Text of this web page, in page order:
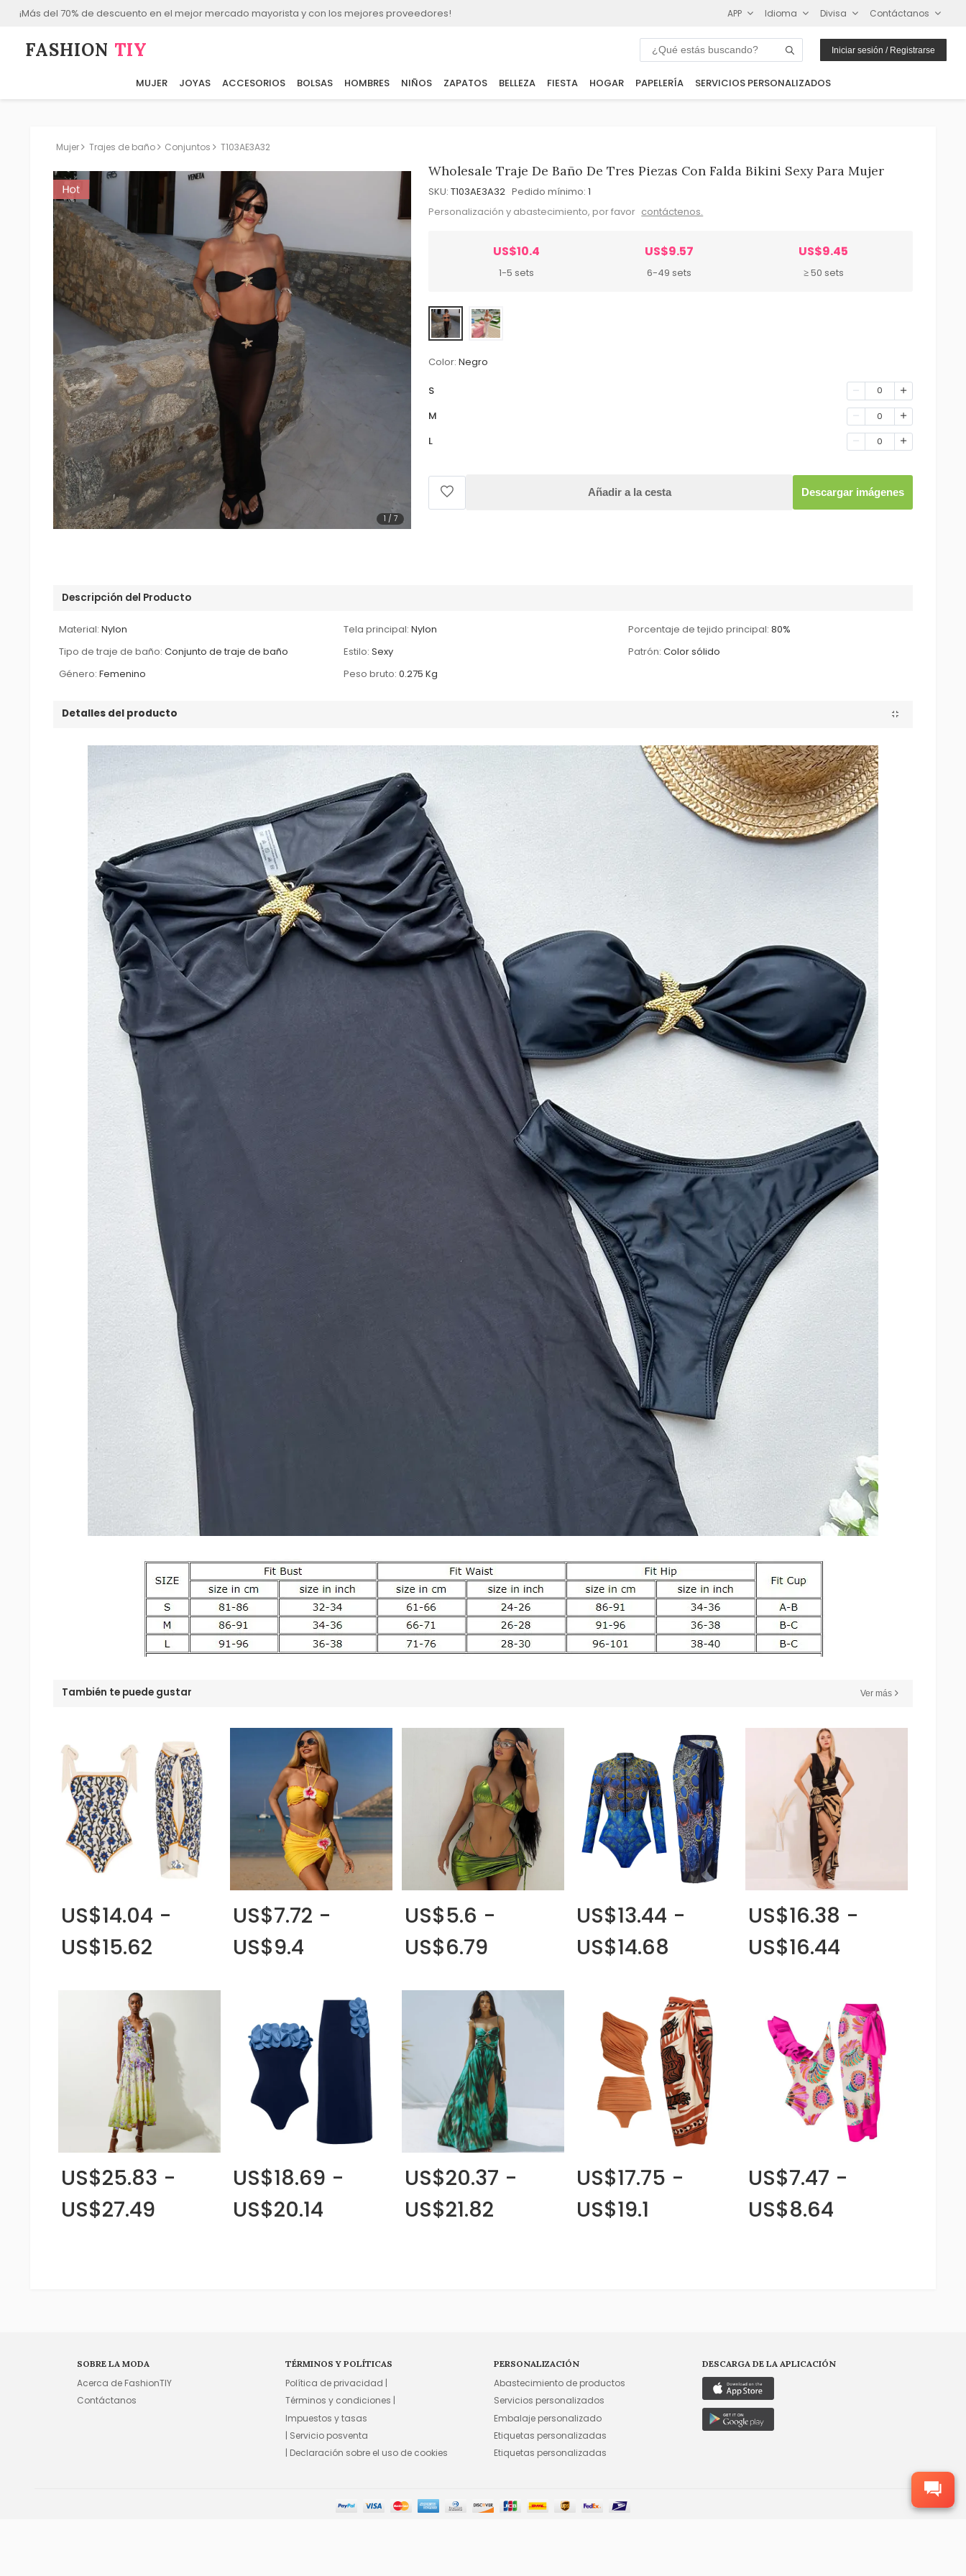
¡Más del 70% de descuento en el mejor mercado mayorista y con los mejores proveedores! APP Idioma Divisa Contáctanos
FASHION⁠ TIY Iniciar sesión / Registrarse
MUJER JOYAS ACCESORIOS BOLSAS HOMBRES NIÑOS ZAPATOS BELLEZA FIESTA HOGAR PAPELERÍA SERVICIOS PERSONALIZADOS
Mujer Trajes de baño Conjuntos T103AE3A32
1 / 7
Wholesale Traje De Baño De Tres Piezas Con Falda Bikini Sexy Para Mujer
SKU: T103AE3A32 Pedido mínimo: 1
Personalización y abastecimiento, por favor contáctenos.
US$10.4
1-5 sets
US$9.57
6-49 sets
US$9.45
≥ 50 sets
Color: Negro
S 0
M 0
L 0
Añadir a la cesta Descargar imágenes
Descripción del Producto
Material: Nylon Tela principal: Nylon Porcentaje de tejido principal: 80%
Tipo de traje de baño: Conjunto de traje de baño Estilo: Sexy Patrón: Color sólido
Género: Femenino Peso bruto: 0.275 Kg
Detalles del producto
También te puede gustar Ver más
US$14.04 -
US$15.62
US$7.72 -
US$9.4
US$5.6 -
US$6.79
US$13.44 -
US$14.68
US$16.38 -
US$16.44
US$25.83 -
US$27.49
US$18.69 -
US$20.14
US$20.37 -
US$21.82
US$17.75 -
US$19.1
US$7.47 -
US$8.64
SOBRE LA MODA
Acerca de FashionTIY
Contáctanos
TÉRMINOS Y POLÍTICAS
Política de privacidad |
Términos y condiciones |
Impuestos y tasas
| Servicio posventa
| Declaración sobre el uso de cookies
PERSONALIZACIÓN
Abastecimiento de productos
Servicios personalizados
Embalaje personalizado
Etiquetas personalizadas
Etiquetas personalizadas
DESCARGA DE LA APLICACIÓN